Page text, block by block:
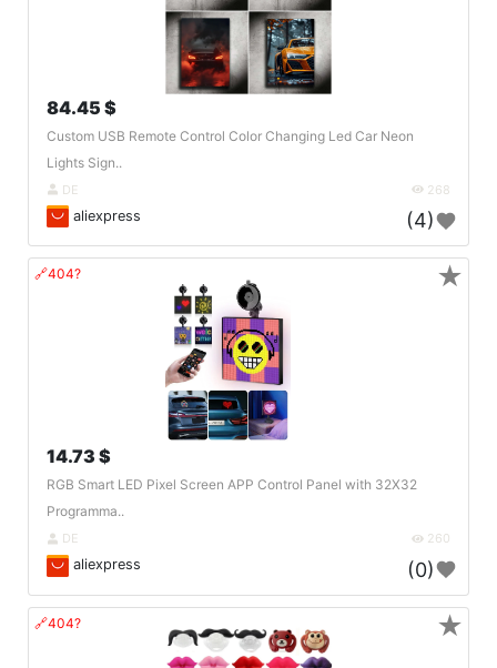
84.45 $
Custom USB Remote Control Color Changing Led Car Neon
Lights Sign..
DE 268
aliexpress (4)
🔗404?
14.73 $
RGB Smart LED Pixel Screen APP Control Panel with 32X32
Programma..
DE 260
aliexpress (0)
★
🔗404? ★